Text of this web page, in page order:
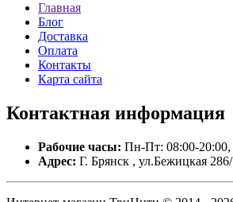
Главная
Блог
Доставка
Оплата
Контакты
Карта сайта
Контактная информация
Рабочие часы: Пн-Пт: 08:00-
Адрес: Г. Брянск , ул.Бежицкая